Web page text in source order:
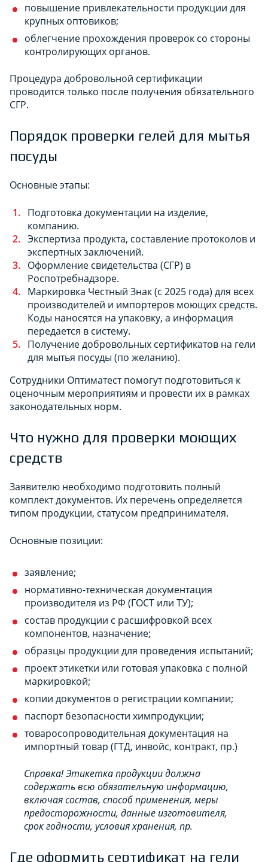
повышение привлекательности продукции для
крупных оптовиков;
облегчение прохождения проверок со стороны
контролирующих органов.
Процедура добровольной сертификации
проводится только после получения обязательного
СГР.
Порядок проверки гелей для мытья
посуды
Основные этапы:
Подготовка документации на изделие,
компанию.
Экспертиза продукта, составление протоколов и
экспертных заключений.
Оформление свидетельства (СГР) в
Роспотребнадзоре.
Маркировка Честный Знак (с 2025 года) для всех
производителей и импортеров моющих средств.
Коды наносятся на упаковку, а информация
передается в систему.
Получение добровольных сертификатов на гели
для мытья посуды (по желанию).
Сотрудники Оптиматест помогут подготовиться к
оценочным мероприятиям и провести их в рамках
законодательных норм.
Что нужно для проверки моющих
средств
Заявителю необходимо подготовить полный
комплект документов. Их перечень определяется
типом продукции, статусом предпринимателя.
Основные позиции:
заявление;
нормативно-техническая документация
производителя из РФ (ГОСТ или ТУ);
состав продукции с расшифровкой всех
компонентов, назначение;
образцы продукции для проведения испытаний;
проект этикетки или готовая упаковка с полной
маркировкой;
копии документов о регистрации компании;
паспорт безопасности химпродукции;
товаросопроводительная документация на
импортный товар (ГТД, инвойс, контракт, пр.)
Справка! Этикетка продукции должна
содержать всю обязательную информацию,
включая состав, способ применения, меры
предосторожности, данные изготовителя,
срок годности, условия хранения, пр.
Где оформить сертификат на гели